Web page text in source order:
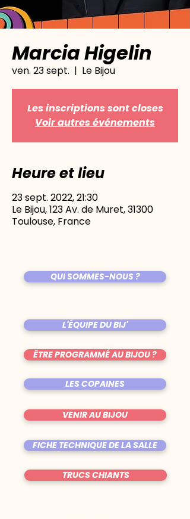
Marcia Higelin
ven. 23 sept.
  |
Le Bijou
Les inscriptions sont closes
Voir autres événements
Heure et lieu
23 sept. 2022, 21:30
Le Bijou, 123 Av. de Muret, 31300
Toulouse, France
QUI SOMMES-NOUS ?
L'ÉQUIPE DU BIJ'
ÊTRE PROGRAMMÉ AU BIJOU ?
LES COPAINES
VENIR AU BIJOU
FICHE TECHNIQUE DE LA SALLE
TRUCS CHIANTS